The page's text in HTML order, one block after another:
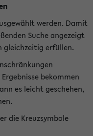
werden. Damit
Suche angezeigt
gleichzeitig erfüllen.
bekommen
es leicht geschehen,
die Kreuzsymbole